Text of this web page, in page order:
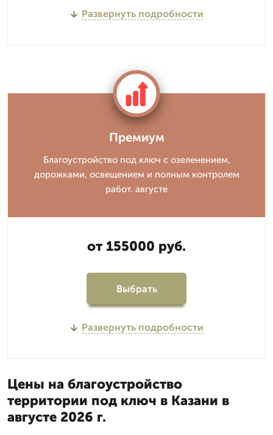
Развернуть подробности
Премиум
Благоустройство под ключ с озеленением,
дорожками, освещением и полным контролем
работ. августе
от 155000 руб.
Выбрать
Развернуть подробности
Цены на благоустройство
территории под ключ в Казани в
августе 2026 г.